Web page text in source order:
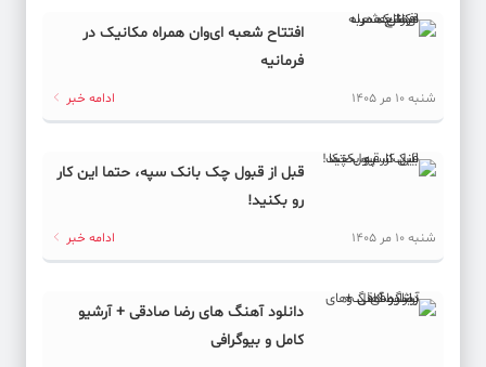
افتتاح شعبه ای‌وان همراه مکانیک در
فرمانیه
شنبه 10 مر 1405 ادامه خبر
قبل از قبول چک بانک سپه، حتما این کار
رو بکنید!
شنبه 10 مر 1405 ادامه خبر
دانلود آهنگ های رضا صادقی + آرشیو
کامل و بیوگرافی